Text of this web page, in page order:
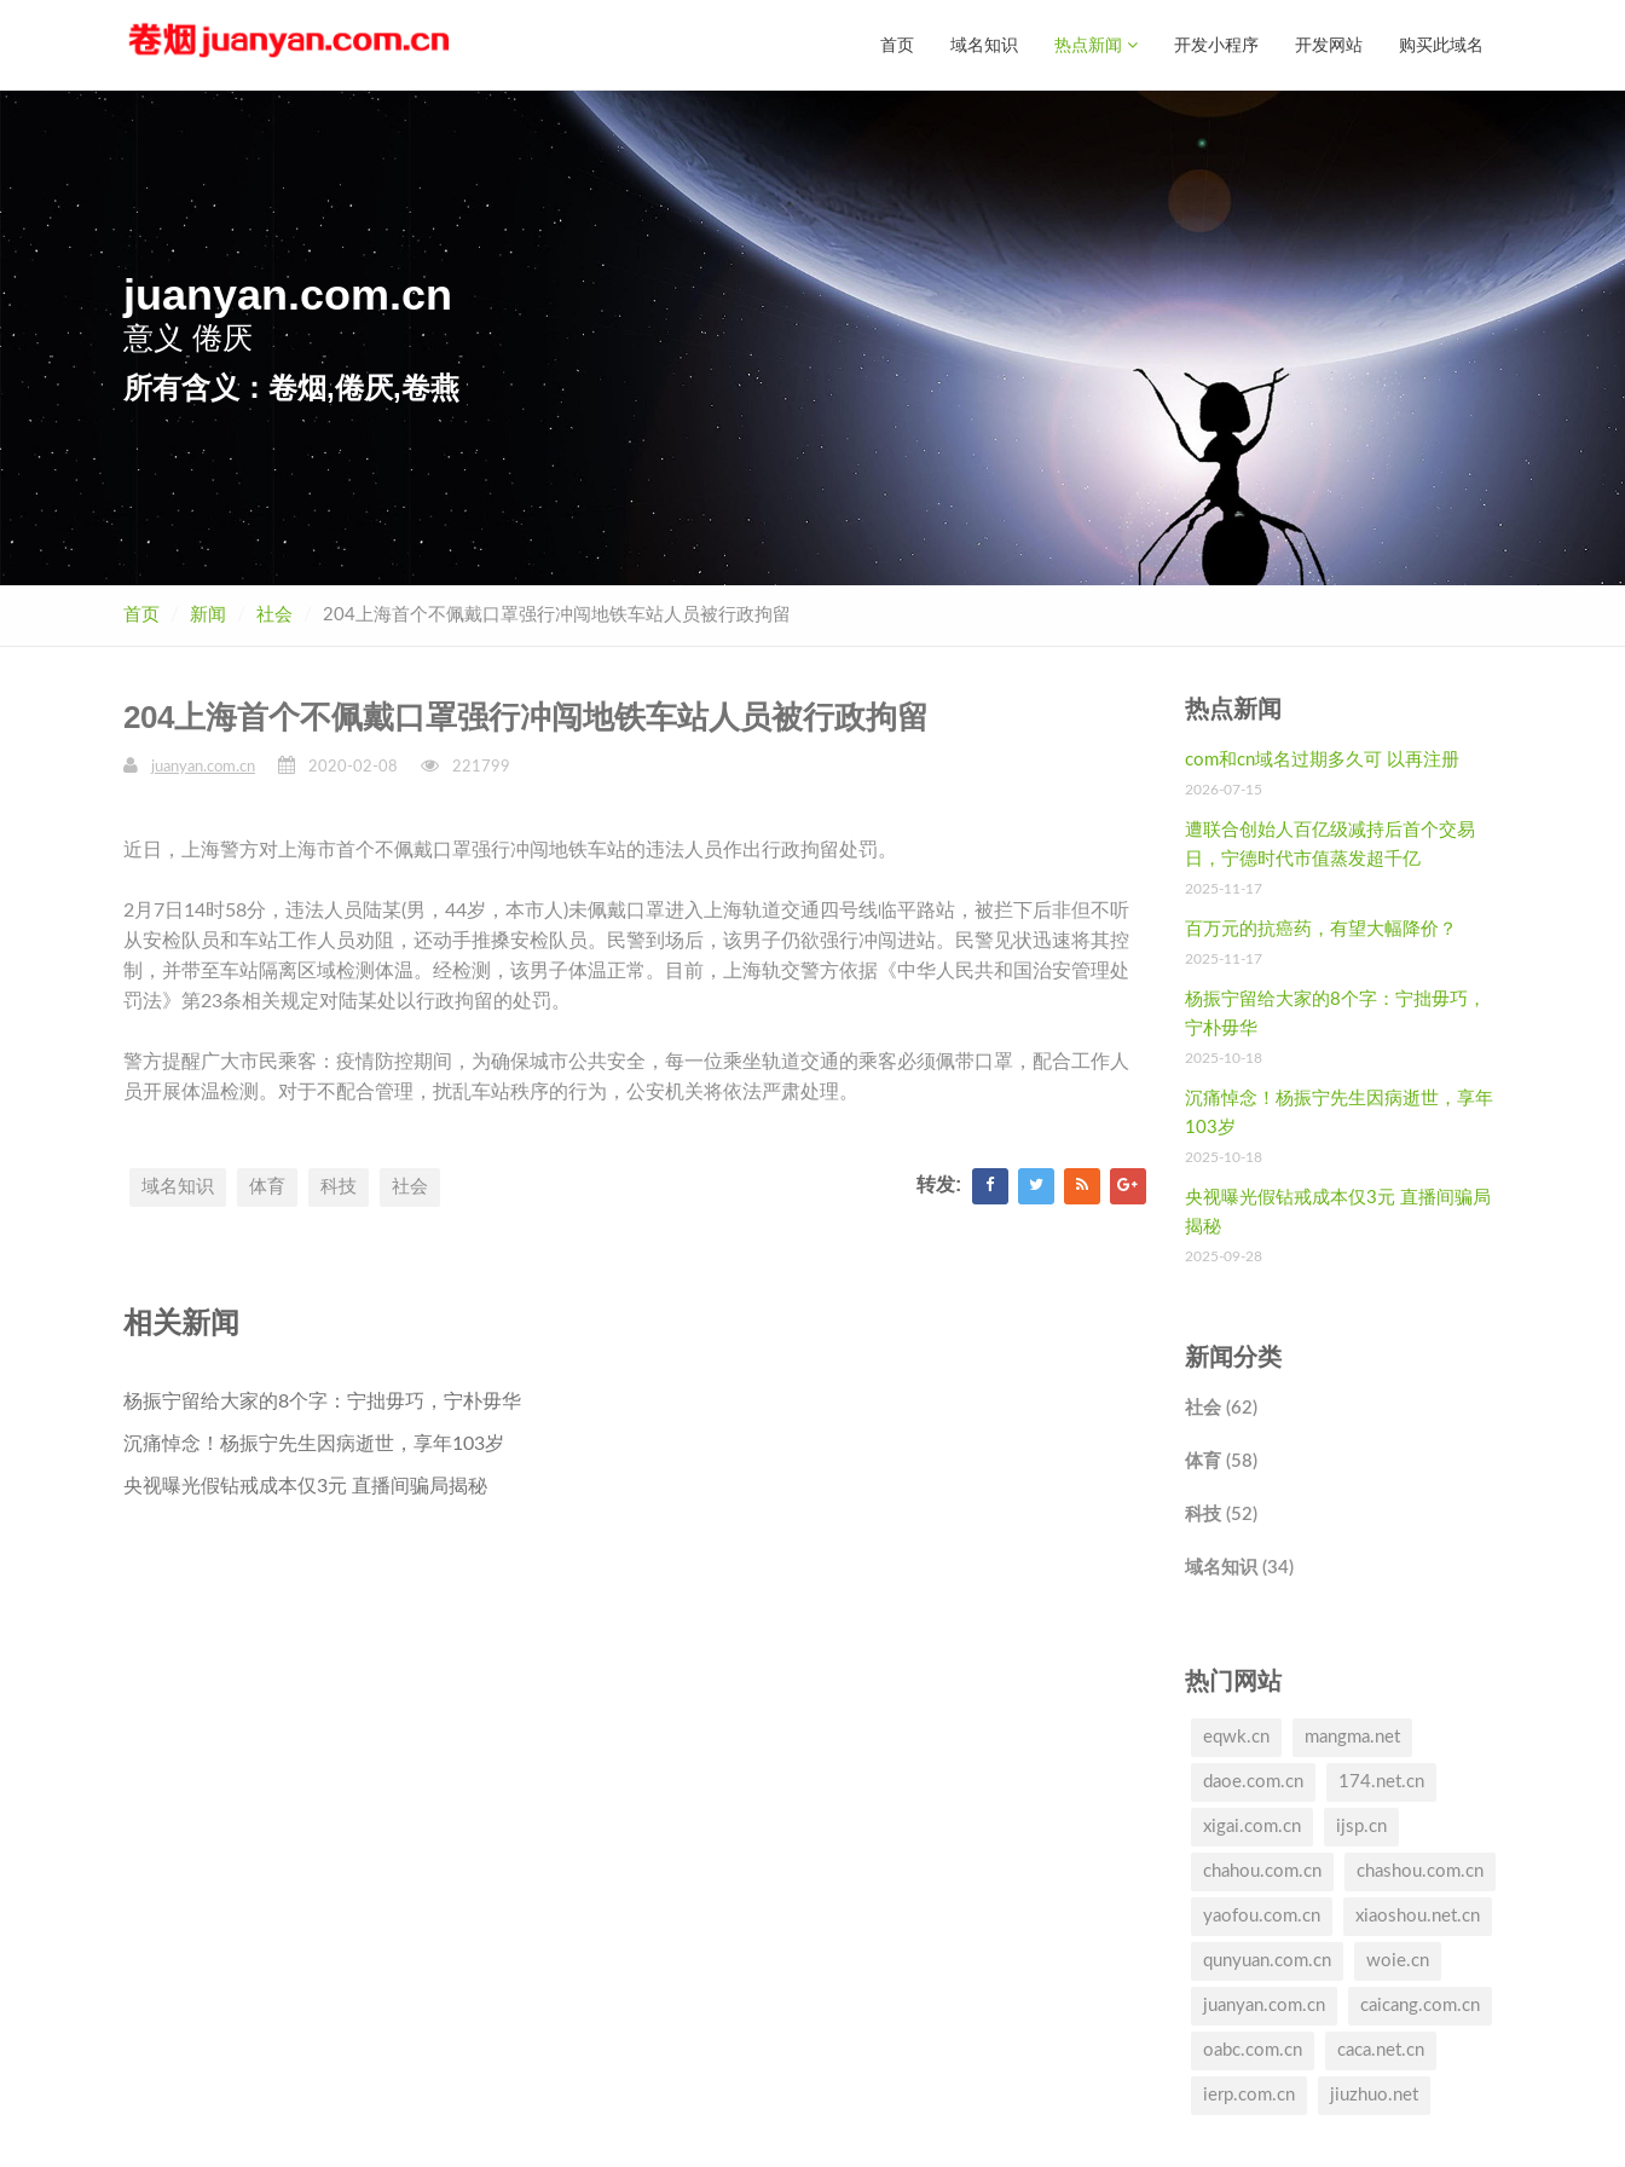
首页 域名知识 热点新闻 开发小程序 开发网站 购买此域名
juanyan.com.cn
意义 倦厌
所有含义：卷烟,倦厌,卷燕
首页 新闻 社会 204上海首个不佩戴口罩强行冲闯地铁车站人员被行政拘留
204上海首个不佩戴口罩强行冲闯地铁车站人员被行政拘留
juanyan.com.cn 2020-02-08 221799
近日，上海警方对上海市首个不佩戴口罩强行冲闯地铁车站的违法人员作出行政拘留处罚。
2月7日14时58分，违法人员陆某(男，44岁，本市人)未佩戴口罩进入上海轨道交通四号线临平路站，被拦下后非但不听
从安检队员和车站工作人员劝阻，还动手推搡安检队员。民警到场后，该男子仍欲强行冲闯进站。民警见状迅速将其控
制，并带至车站隔离区域检测体温。经检测，该男子体温正常。目前，上海轨交警方依据《中华人民共和国治安管理处
罚法》第23条相关规定对陆某处以行政拘留的处罚。
警方提醒广大市民乘客：疫情防控期间，为确保城市公共安全，每一位乘坐轨道交通的乘客必须佩带口罩，配合工作人
员开展体温检测。对于不配合管理，扰乱车站秩序的行为，公安机关将依法严肃处理。
域名知识 体育 科技 社会 转发:
相关新闻
杨振宁留给大家的8个字：宁拙毋巧，宁朴毋华
沉痛悼念！杨振宁先生因病逝世，享年103岁
央视曝光假钻戒成本仅3元 直播间骗局揭秘
热点新闻
com和cn域名过期多久可 以再注册
2026-07-15
遭联合创始人百亿级减持后首个交易
日，宁德时代市值蒸发超千亿
2025-11-17
百万元的抗癌药，有望大幅降价？
2025-11-17
杨振宁留给大家的8个字：宁拙毋巧，
宁朴毋华
2025-10-18
沉痛悼念！杨振宁先生因病逝世，享年
103岁
2025-10-18
央视曝光假钻戒成本仅3元 直播间骗局
揭秘
2025-09-28
新闻分类
社会 (62)
体育 (58)
科技 (52)
域名知识 (34)
热门网站
eqwk.cn mangma.net
daoe.com.cn 174.net.cn
xigai.com.cn ijsp.cn
chahou.com.cn chashou.com.cn
yaofou.com.cn xiaoshou.net.cn
qunyuan.com.cn woie.cn
juanyan.com.cn caicang.com.cn
oabc.com.cn caca.net.cn
ierp.com.cn jiuzhuo.net